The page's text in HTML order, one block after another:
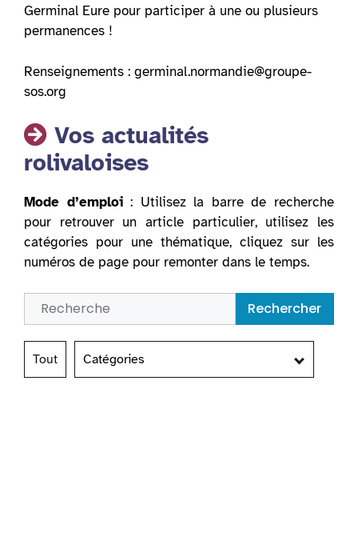
Germinal Eure pour participer à une ou plusieurs
permanences !
Renseignements : germinal.normandie@groupe-
sos.org
Vos actualités
rolivaloises
Mode d’emploi: Utilisez la barre de recherche
pour retrouver un article particulier, utilisez les
catégories pour une thématique, cliquez sur les
numéros de page pour remonter dans le temps.
Rechercher
Tout Catégories